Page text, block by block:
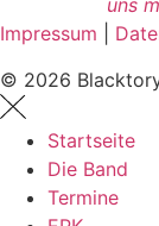
uns
Impressum
© 2026
Startseite
Die Band
Termine